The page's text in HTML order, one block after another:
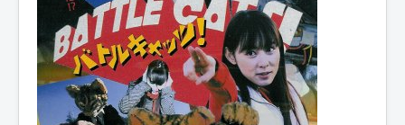
Artiste Asperger
Lexique